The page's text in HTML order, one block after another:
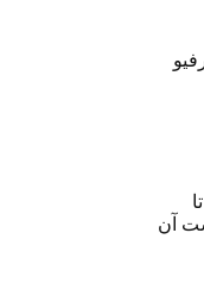
کرے، 14 اگست آن